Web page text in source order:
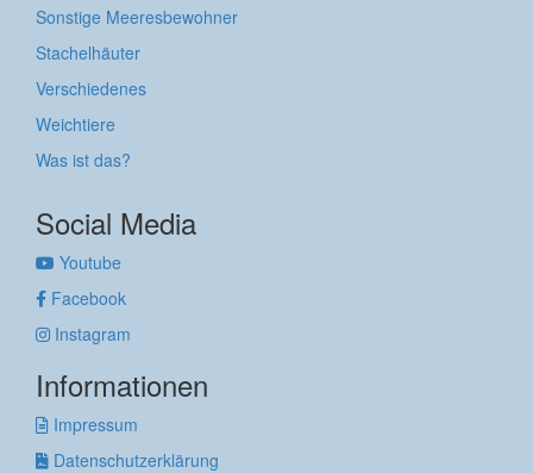
Sonstige Meeresbewohner
Stachelhäuter
Verschiedenes
Weichtiere
Was ist das?
Social Media
Youtube
Facebook
Instagram
Informationen
Impressum
Datenschutzerklärung